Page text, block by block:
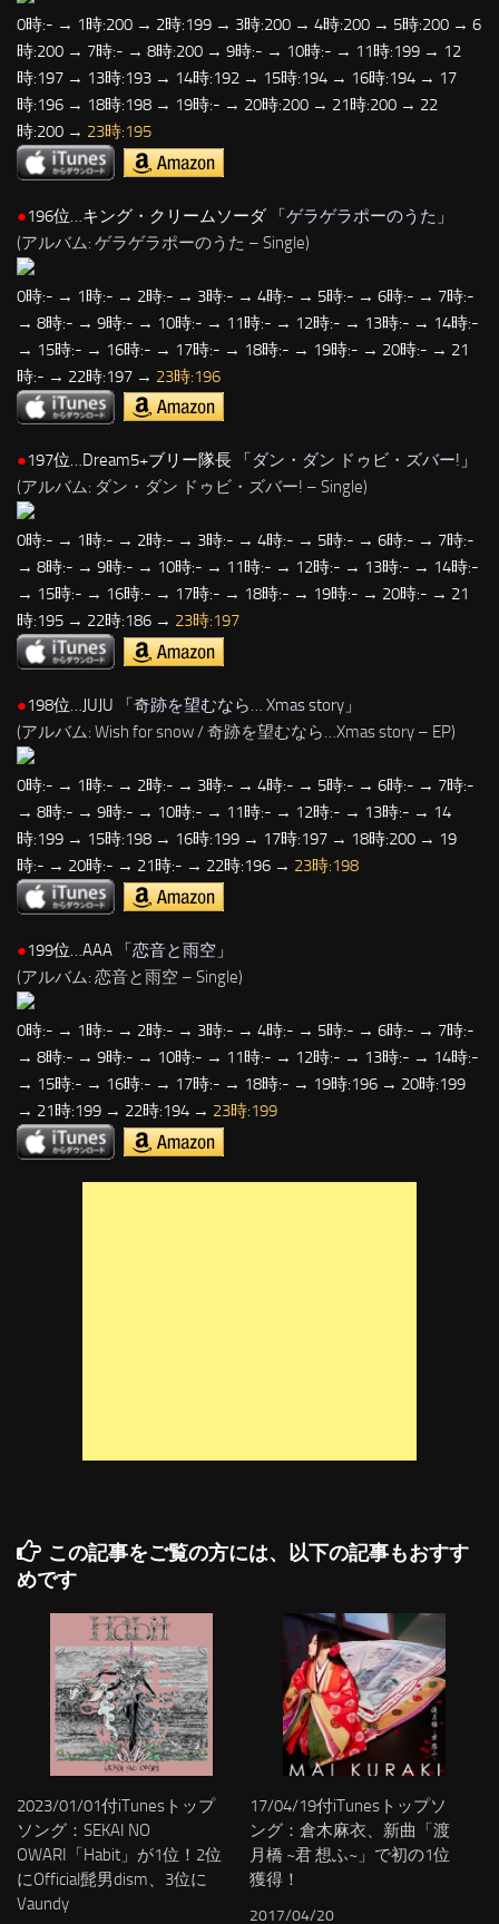
0時:- → 1時:200 → 2時:199 → 3時:200 → 4時:200 → 5時:200 → 6
時:200 → 7時:- → 8時:200 → 9時:- → 10時:- → 11時:199 → 12
時:197 → 13時:193 → 14時:192 → 15時:194 → 16時:194 → 17
時:196 → 18時:198 → 19時:- → 20時:200 → 21時:200 → 22
時:200 → 23時:195
●196位…キング・クリームソーダ 「ゲラゲラポーのうた 」
(アルバム: ゲラゲラポーのうた – Single)
0時:- → 1時:- → 2時:- → 3時:- → 4時:- → 5時:- → 6時:- → 7時:-
→ 8時:- → 9時:- → 10時:- → 11時:- → 12時:- → 13時:- → 14時:-
→ 15時:- → 16時:- → 17時:- → 18時:- → 19時:- → 20時:- → 21
時:- → 22時:197 → 23時:196
●197位…Dream5+ブリー隊長 「 ダン・ダン ドゥビ・ズバー! 」
(アルバム: ダン・ダン ドゥビ・ズバー! – Single)
0時:- → 1時:- → 2時:- → 3時:- → 4時:- → 5時:- → 6時:- → 7時:-
→ 8時:- → 9時:- → 10時:- → 11時:- → 12時:- → 13時:- → 14時:-
→ 15時:- → 16時:- → 17時:- → 18時:- → 19時:- → 20時:- → 21
時:195 → 22時:186 → 23時:197
●198位…JUJU 「奇跡を望むなら… Xmas story 」
(アルバム: Wish for snow / 奇跡を望むなら…Xmas story – EP)
0時:- → 1時:- → 2時:- → 3時:- → 4時:- → 5時:- → 6時:- → 7時:-
→ 8時:- → 9時:- → 10時:- → 11時:- → 12時:- → 13時:- → 14
時:199 → 15時:198 → 16時:199 → 17時:197 → 18時:200 → 19
時:- → 20時:- → 21時:- → 22時:196 → 23時:198
●199位…AAA 「恋音と雨空 」
(アルバム: 恋音と雨空 – Single)
0時:- → 1時:- → 2時:- → 3時:- → 4時:- → 5時:- → 6時:- → 7時:-
→ 8時:- → 9時:- → 10時:- → 11時:- → 12時:- → 13時:- → 14時:-
→ 15時:- → 16時:- → 17時:- → 18時:- → 19時:196 → 20時:199
→ 21時:199 → 22時:194 → 23時:199
この記事をご覧の方には、以下の記事もおすす
めです
2023/01/01付iTunesトップ
ソング：SEKAI NO
OWARI「Habit」が1位！2位
にOfficial髭男dism、3位に
Vaundy
17/04/19付iTunesトップソ
ング：倉木麻衣、新曲「渡
月橋 ~君 想ふ~」で初の1位
獲得！
2017/04/20